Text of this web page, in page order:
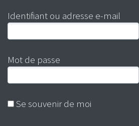
Identifiant ou adresse e-mail
Mot de passe
Se souvenir de moi